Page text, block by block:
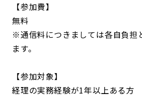
【参加費】
無料
※通信料につきましては各自負担
ます。
【参加対象】
経理の実務経験が1年以上ある方